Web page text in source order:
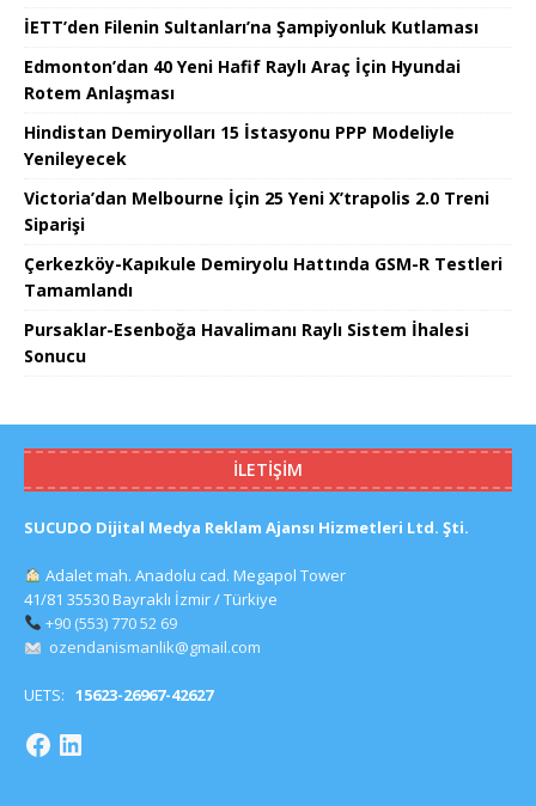
İETT’den Filenin Sultanları’na Şampiyonluk Kutlaması
Edmonton’dan 40 Yeni Hafif Raylı Araç İçin Hyundai
Rotem Anlaşması
Hindistan Demiryolları 15 İstasyonu PPP Modeliyle
Yenileyecek
Victoria’dan Melbourne İçin 25 Yeni X’trapolis 2.0 Treni
Siparişi
Çerkezköy-Kapıkule Demiryolu Hattında GSM-R Testleri
Tamamlandı
Pursaklar-Esenboğa Havalimanı Raylı Sistem İhalesi
Sonucu
İLETIŞIM
SUCUDO Dijital Medya Reklam Ajansı Hizmetleri Ltd. Şti.
Adalet mah. Anadolu cad. Megapol Tower
41/81 35530 Bayraklı İzmir / Türkiye
+90 (553) 770 52 69
ozendanismanlik@gmail.com
UETS: 15623-26967-42627